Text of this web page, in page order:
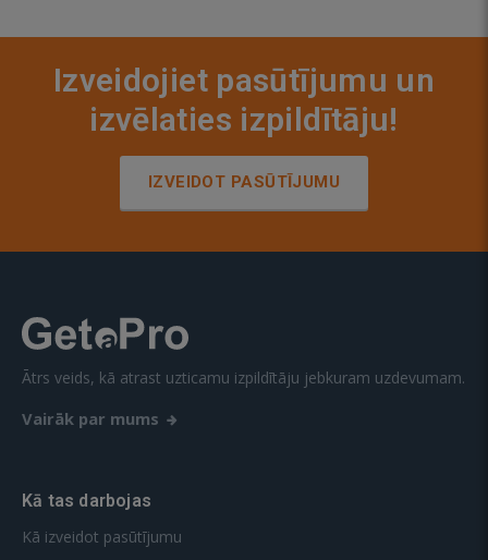
Izveidojiet pasūtījumu un
izvēlaties izpildītāju!
IZVEIDOT PASŪTĪJUMU
Ātrs veids, kā atrast uzticamu izpildītāju jebkuram uzdevumam.
Vairāk par mums
Kā tas darbojas
Kā izveidot pasūtījumu